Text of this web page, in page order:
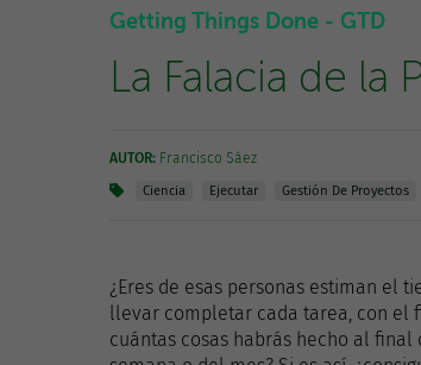
Getting Things Done - GTD
La Falacia de la
AUTOR: Francisco Sáez
Ciencia Ejecutar Gestión De Proyectos
¿Eres de esas personas estiman el
llevar completar cada tarea, con el
cuántas cosas habrás hecho al final